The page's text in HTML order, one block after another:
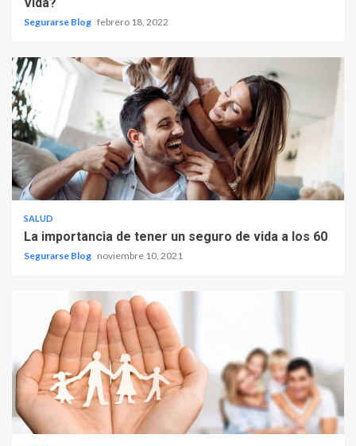
Vida?
Segurarse Blog febrero 18, 2022
SALUD
La importancia de tener un seguro de vida a los 60
Segurarse Blog noviembre 10, 2021